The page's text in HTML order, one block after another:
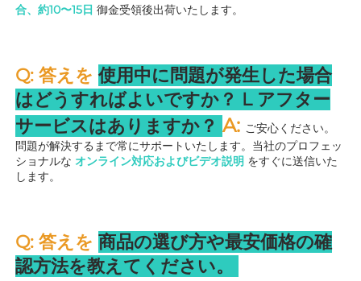
合、約10〜15日 御金受領後出荷いたします。
Q: 答えを 使用中に問題が発生した場合
はどうすればよいですか？ L アフター
サービスはありますか？ A: ご安心ください。
問題が解決するまで常にサポートいたします。当社のプロフェッ
ショナルな オンライン対応およびビデオ説明 をすぐに送信いた
します。
Q: 答えを 商品の選び方や最安価格の確
認方法を教えてください。